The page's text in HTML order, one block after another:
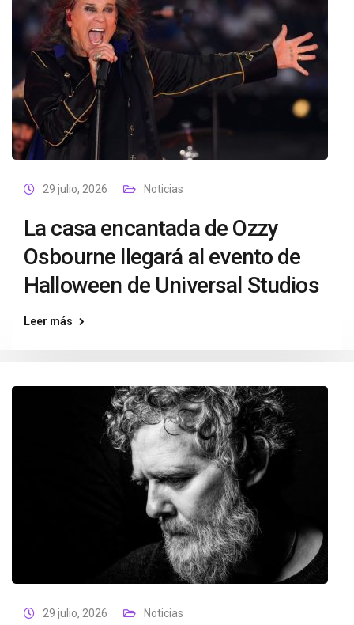
29 julio, 2026 Noticias
La casa encantada de Ozzy
Osbourne llegará al evento de
Halloween de Universal Studios
Leer más
29 julio, 2026 Noticias